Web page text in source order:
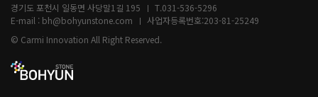
경기도 포천시 일동면 사당말1길 195
T.031-536-5296
E-mail : bh@bohyunstone.com 사업자등록번호:203-81-25249
© Carmi Innovation All Right Reserved.